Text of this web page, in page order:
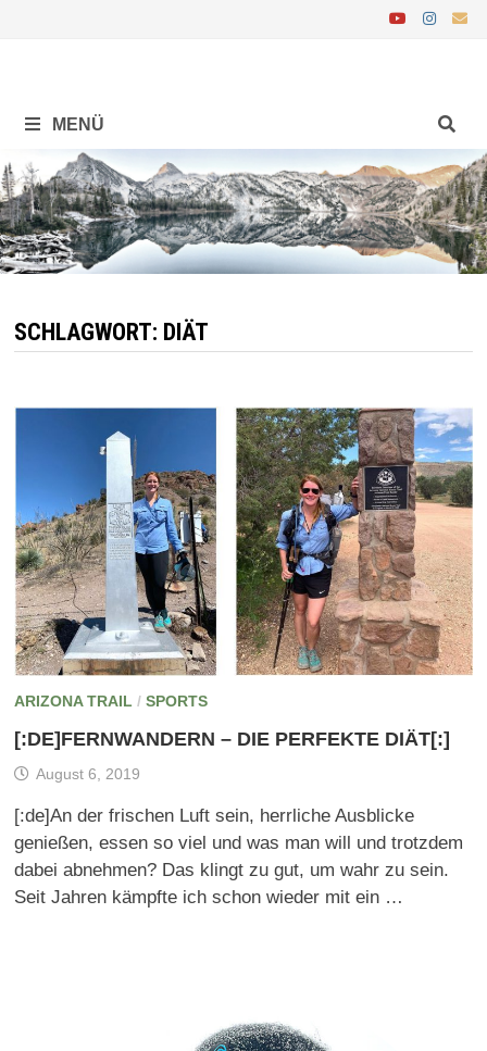
MENÜ
SCHLAGWORT: DIÄT
ARIZONA TRAIL / SPORTS
[:DE]FERNWANDERN – DIE PERFEKTE DIÄT[:]
August 6, 2019
[:de]An der frischen Luft sein, herrliche Ausblicke
genießen, essen so viel und was man will und trotzdem
dabei abnehmen? Das klingt zu gut, um wahr zu sein.
Seit Jahren kämpfte ich schon wieder mit ein …